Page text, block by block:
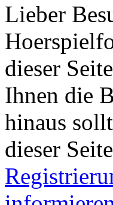
Lieber
dieser
Ihnen die
hinaus
dieser